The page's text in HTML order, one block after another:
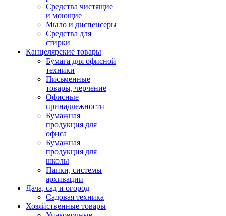
Средства чистящие
и моющие
Мыло и диспенсеры
Средства для
стирки
Канцелярские товары
Бумага для офисной
техники
Письменные
товары, черчение
Офисные
принадлежности
Бумажная
продукция для
офиса
Бумажная
продукция для
школы
Папки, системы
архивации
Дача, сад и огород
Садовая техника
Хозяйственные товары